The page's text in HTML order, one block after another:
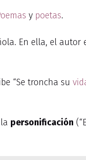
y poetas.
En ella, el autor
“Se troncha su
personificación